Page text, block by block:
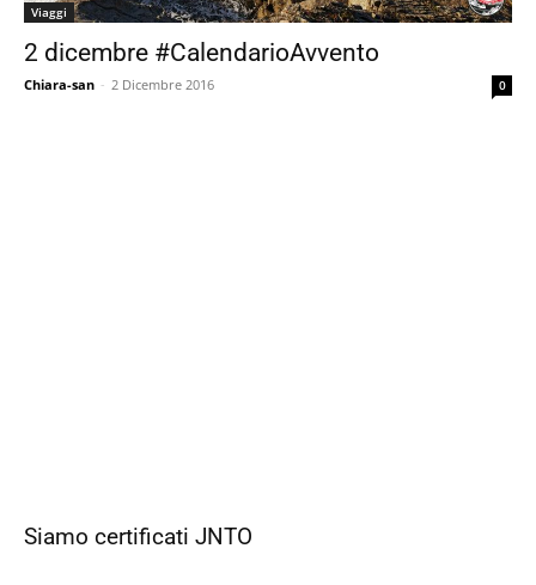
Viaggi
2 dicembre #CalendarioAvvento
Chiara-san - 2 Dicembre 2016 0
Siamo certificati JNTO